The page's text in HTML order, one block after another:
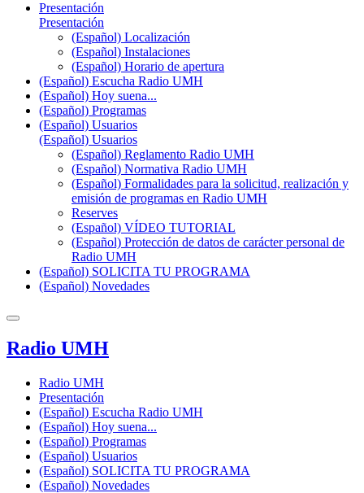
Presentación
Presentación
(Español) Localización
(Español) Instalaciones
(Español) Horario de apertura
(Español) Escucha Radio UMH
(Español) Hoy suena...
(Español) Programas
(Español) Usuarios
(Español) Usuarios
(Español) Reglamento Radio UMH
(Español) Normativa Radio UMH
(Español) Formalidades para la solicitud, realización y
emisión de programas en Radio UMH
Reserves
(Español) VÍDEO TUTORIAL
(Español) Protección de datos de carácter personal de
Radio UMH
(Español) SOLICITA TU PROGRAMA
(Español) Novedades
Radio UMH
Radio UMH
Presentación
(Español) Escucha Radio UMH
(Español) Hoy suena...
(Español) Programas
(Español) Usuarios
(Español) SOLICITA TU PROGRAMA
(Español) Novedades